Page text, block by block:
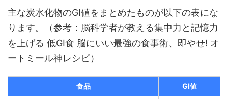
主な炭水化物のGI値をまとめたものが以下の表にな
ります。（参考：脳科学者が教える集中力と記憶力
を上げる 低GI食 脳にいい最強の食事術、即やせ! オ
ートミール神レシピ）
食品 GI値